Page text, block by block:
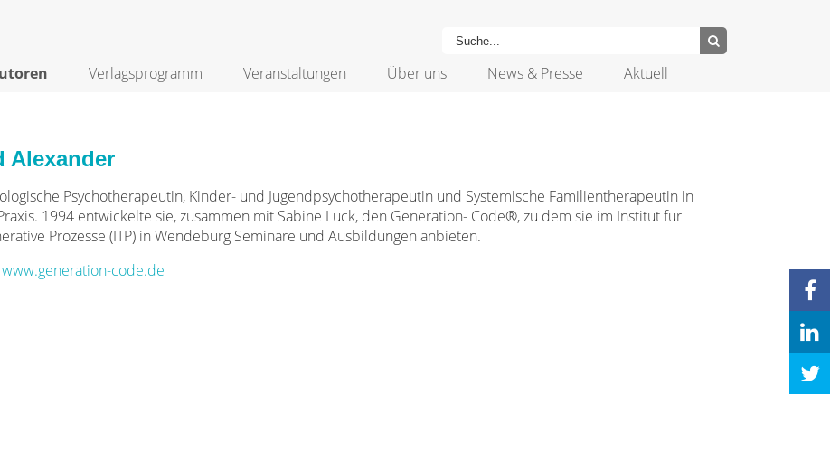
Verlagsprogramm Veranstaltungen Über uns News & Presse Aktuell
Alexander
Psychotherapeutin, Kinder- und Jugendpsychotherapeutin und Systemische Familientherapeutin in
1994 entwickelte sie, zusammen mit Sabine Lück, den Generation- Code®, zu dem sie im Institut für
Prozesse (ITP) in Wendeburg Seminare und Ausbildungen anbieten.
www.generation-code.de